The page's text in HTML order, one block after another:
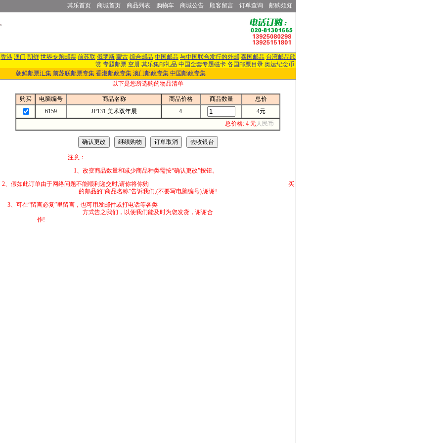
其乐首页 商城首页 商品列表 购物车 商城公告 顾客留言 订单查询 邮购须知
香港 澳门 朝鲜 世界专题邮票 前苏联 俄罗斯 蒙古 综合邮品 中国邮品 与中国联合发行的外邮 泰国邮品 台湾邮品欣
赏 专题邮票 空册 其乐集邮礼品 中国全套专题磁卡 各国邮票目录 奥运纪念币
朝鲜邮票汇集 前苏联邮票专集 香港邮政专集 澳门邮政专集 中国邮政专集
以下是您所选购的物品清单
购买 电脑编号 商品名称 商品价格 商品数量
总价
6159
JP131 美术双年展 4
4元
总价格: 4 元人民币
注意：
1、改变商品数量和减少商品种类需按“确认更改”按钮。
2、假如此订单由于网络问题不能顺利递交时,请你将你购 买
的邮品的“商品名称”告诉我们,(不要写电脑编号),谢谢!
3、可在“留言必复”里留言，也可用发邮件或打电话等各类
方式告之我们，以便我们能及时为您发货，谢谢合
作!